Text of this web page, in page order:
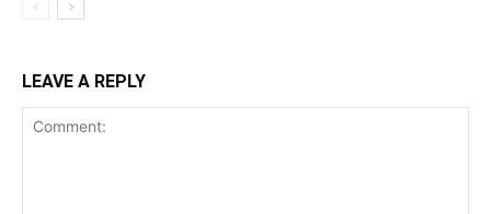
LEAVE A REPLY